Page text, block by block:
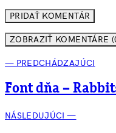
ZOBRAZIŤ KOMENTÁRE
— PREDCHÁDZAJÚCI
Font dňa –
NÁSLEDUJÚCI —